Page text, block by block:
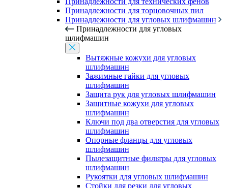
Принадлежности для торцовочных пил
Принадлежности для угловых шлифмашин
Принадлежности для угловых
шлифмашин
Вытяжные кожухи для угловых
шлифмашин
Зажимные гайки для угловых
шлифмашин
Защита рук для угловых шлифмашин
Защитные кожухи для угловых
шлифмашин
Ключи под два отверстия для угловых
шлифмашин
Опорные фланцы для угловых
шлифмашин
Пылезащитные фильтры для угловых
шлифмашин
Рукоятки для угловых шлифмашин
Стойки для резки для угловых